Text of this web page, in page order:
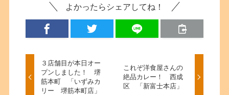
よかったらシェアしてね！
３店舗目が本日オー
プンしました！ 堺
筋本町 「いずみカ
リー 堺筋本町店」
これぞ洋食屋さんの
絶品カレー！ 西成
区 「新富士本店」